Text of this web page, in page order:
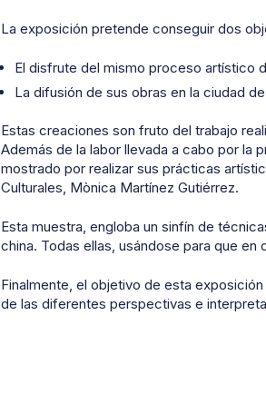
La exposición pretende conseguir dos
El disfrute del mismo proceso artístico
La difusión de sus obras en la ciudad
Estas creaciones son fruto del trabajo
Además de la labor llevada a cabo por la
mostrado por realizar sus prácticas
Culturales, Mònica Martínez Gutiérrez.
Esta muestra, engloba un sinfín de
china. Todas ellas, usándose para que
Finalmente, el objetivo de esta
de las diferentes perspectivas e